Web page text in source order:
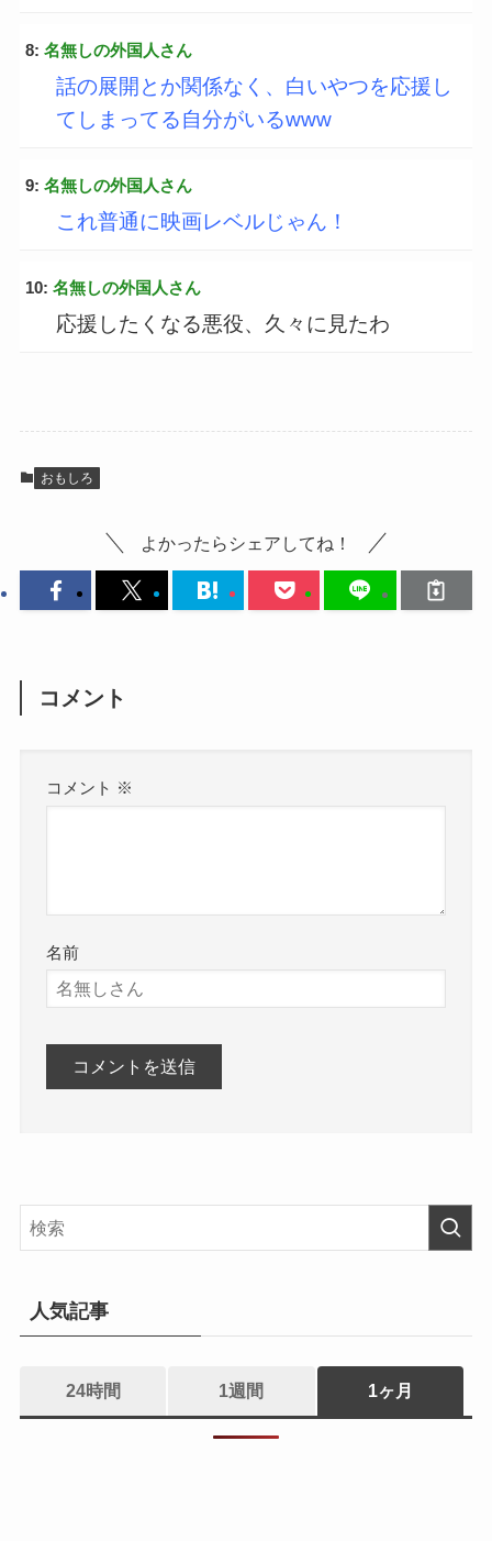
8: 名無しの外国人さん
話の展開とか関係なく、白いやつを応援し
てしまってる自分がいるwww
9: 名無しの外国人さん
これ普通に映画レベルじゃん！
10: 名無しの外国人さん
応援したくなる悪役、久々に見たわ
おもしろ
よかったらシェアしてね！
コメント
コメント ※
名前
人気記事
24時間 1週間 1ヶ月